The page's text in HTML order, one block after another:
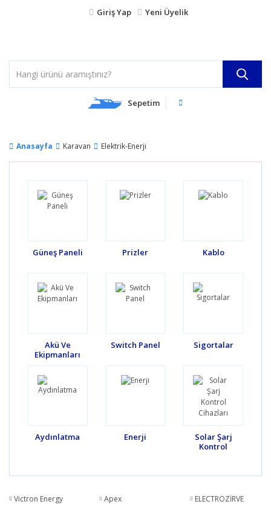
Giriş Yap Yeni Üyelik
Sepetim
Anasayfa Karavan Elektrik-Enerji
Güneş Paneli Prizler Kablo
Akü Ve
Ekipmanları
Switch Panel Sigortalar
Aydınlatma Enerji
Solar Şarj
Kontrol
Victron Energy Apex ELECTROZİRVE